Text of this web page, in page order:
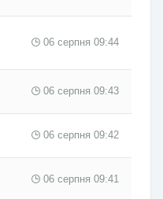
06 серпня 09:44
06 серпня 09:43
06 серпня 09:42
06 серпня 09:41